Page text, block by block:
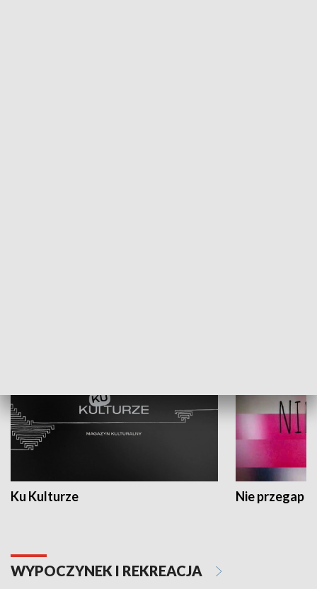
Ku Kulturze Nie przegap
WYPOCZYNEK I REKREACJA